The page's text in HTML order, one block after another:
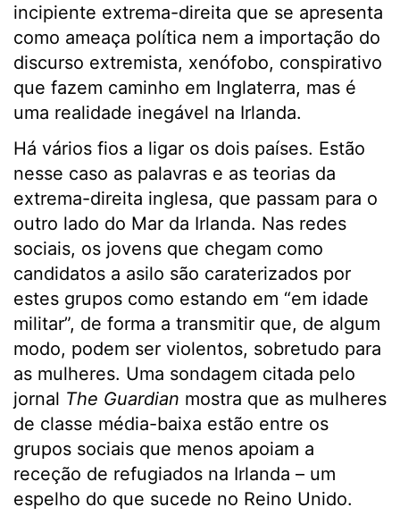
incipiente extrema-direita que se apresenta
como ameaça política nem a importação do
discurso extremista, xenófobo, conspirativo
que fazem caminho em Inglaterra, mas é
uma realidade inegável na Irlanda.
Há vários fios a ligar os dois países. Estão
nesse caso as palavras e as teorias da
extrema-direita inglesa, que passam para o
outro lado do Mar da Irlanda. Nas redes
sociais, os jovens que chegam como
candidatos a asilo são caraterizados por
estes grupos como estando em “em idade
militar”, de forma a transmitir que, de algum
modo, podem ser violentos, sobretudo para
as mulheres. Uma sondagem citada pelo
jornal The Guardian mostra que as mulheres
de classe média-baixa estão entre os
grupos sociais que menos apoiam a
receção de refugiados na Irlanda – um
espelho do que sucede no Reino Unido.